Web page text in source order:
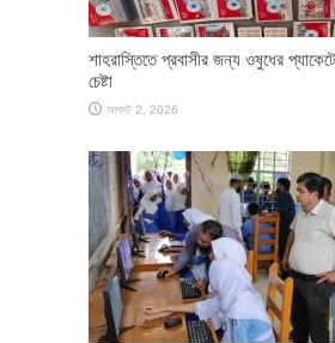
শাহরাস্তিতে প্রবাসীর জন্য ওষুধের প্যাকেটে
চেষ্টা
আগস্ট 2, 2026